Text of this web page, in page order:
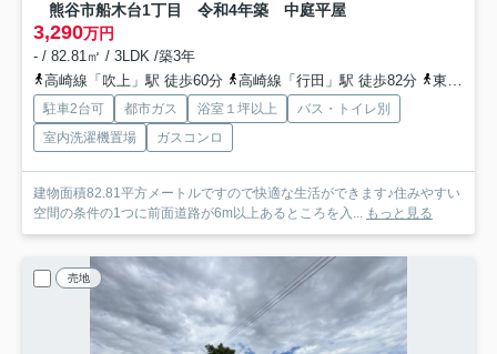
熊谷市船木台1丁目 令和4年築 中庭平屋
3,290万円
- / 82.81㎡ / 3LDK /築3年
高崎線「吹上」駅 徒歩60分
高崎線「行田」駅 徒歩82分 東武東上線「東松山」駅 徒歩66分
駐車2台可 都市ガス 浴室１坪以上
バス・トイレ別
室内洗濯機置場
ガスコンロ
建物面積82.81平方メートルですので快適な生活ができます♪住みやすい
空間の条件の1つに前面道路が6m以上あるところを入... もっと見る
売地